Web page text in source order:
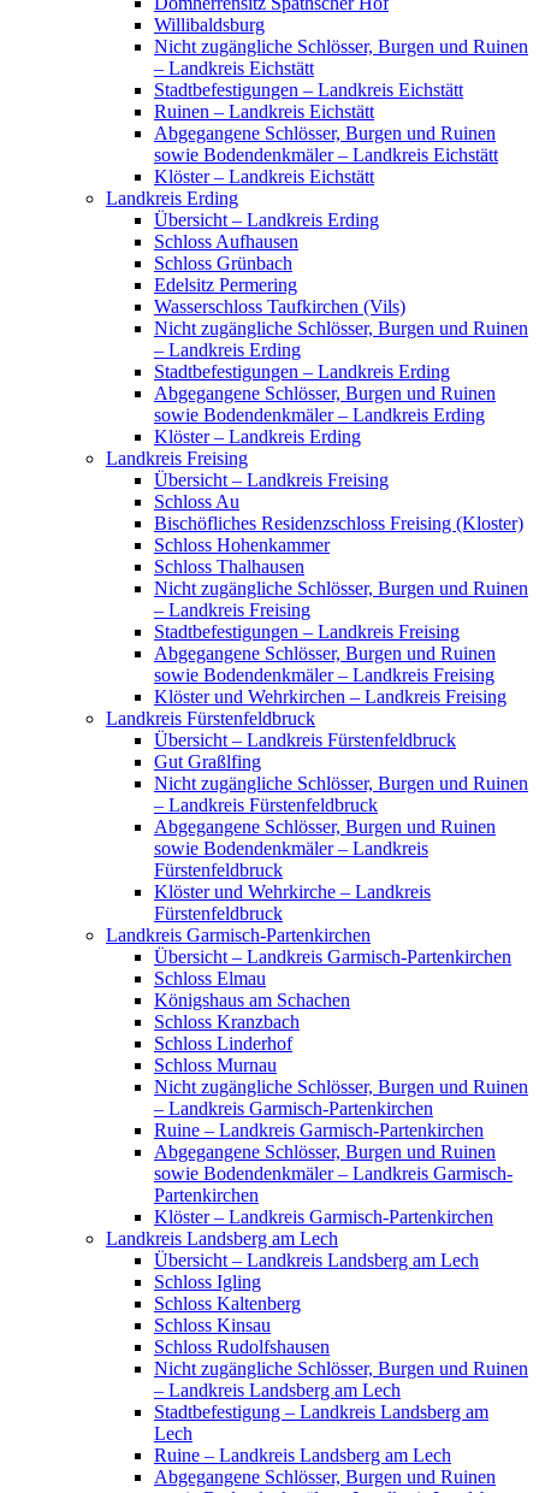
Willibaldsburg
Nicht zugängliche Schlösser, Burgen und Ruinen
– Landkreis Eichstätt
Stadtbefestigungen – Landkreis Eichstätt
Ruinen – Landkreis Eichstätt
Abgegangene Schlösser, Burgen und Ruinen
sowie Bodendenkmäler – Landkreis Eichstätt
Klöster – Landkreis Eichstätt
Landkreis Erding
Übersicht – Landkreis Erding
Schloss Aufhausen
Schloss Grünbach
Edelsitz Permering
Wasserschloss Taufkirchen (Vils)
Nicht zugängliche Schlösser, Burgen und Ruinen
– Landkreis Erding
Stadtbefestigungen – Landkreis Erding
Abgegangene Schlösser, Burgen und Ruinen
sowie Bodendenkmäler – Landkreis Erding
Klöster – Landkreis Erding
Landkreis Freising
Übersicht – Landkreis Freising
Schloss Au
Bischöfliches Residenzschloss Freising (Kloster)
Schloss Hohenkammer
Schloss Thalhausen
Nicht zugängliche Schlösser, Burgen und Ruinen
– Landkreis Freising
Stadtbefestigungen – Landkreis Freising
Abgegangene Schlösser, Burgen und Ruinen
sowie Bodendenkmäler – Landkreis Freising
Klöster und Wehrkirchen – Landkreis Freising
Landkreis Fürstenfeldbruck
Übersicht – Landkreis Fürstenfeldbruck
Gut Graßlfing
Nicht zugängliche Schlösser, Burgen und Ruinen
– Landkreis Fürstenfeldbruck
Abgegangene Schlösser, Burgen und Ruinen
sowie Bodendenkmäler – Landkreis
Fürstenfeldbruck
Klöster und Wehrkirche – Landkreis
Fürstenfeldbruck
Landkreis Garmisch-Partenkirchen
Übersicht – Landkreis Garmisch-Partenkirchen
Schloss Elmau
Königshaus am Schachen
Schloss Kranzbach
Schloss Linderhof
Schloss Murnau
Nicht zugängliche Schlösser, Burgen und Ruinen
– Landkreis Garmisch-Partenkirchen
Ruine – Landkreis Garmisch-Partenkirchen
Abgegangene Schlösser, Burgen und Ruinen
sowie Bodendenkmäler – Landkreis Garmisch-
Partenkirchen
Klöster – Landkreis Garmisch-Partenkirchen
Landkreis Landsberg am Lech
Übersicht – Landkreis Landsberg am Lech
Schloss Igling
Schloss Kaltenberg
Schloss Kinsau
Schloss Rudolfshausen
Nicht zugängliche Schlösser, Burgen und Ruinen
– Landkreis Landsberg am Lech
Stadtbefestigung – Landkreis Landsberg am
Lech
Ruine – Landkreis Landsberg am Lech
Abgegangene Schlösser, Burgen und Ruinen